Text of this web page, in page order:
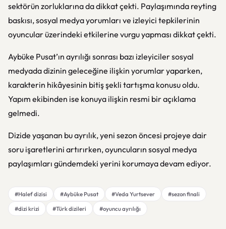
sektörün zorluklarına da dikkat çekti. Paylaşımında reyting
baskısı, sosyal medya yorumları ve izleyici tepkilerinin
oyuncular üzerindeki etkilerine vurgu yapması dikkat çekti.
Aybüke Pusat’ın ayrılığı sonrası bazı izleyiciler sosyal
medyada dizinin geleceğine ilişkin yorumlar yaparken,
karakterin hikâyesinin bitiş şekli tartışma konusu oldu.
Yapım ekibinden ise konuya ilişkin resmi bir açıklama
gelmedi.
Dizide yaşanan bu ayrılık, yeni sezon öncesi projeye dair
soru işaretlerini artırırken, oyuncuların sosyal medya
paylaşımları gündemdeki yerini korumaya devam ediyor.
#Halef dizisi #Aybüke Pusat #Veda Yurtsever
#sezon finali
#dizi krizi
#Türk dizileri #oyuncu ayrılığı